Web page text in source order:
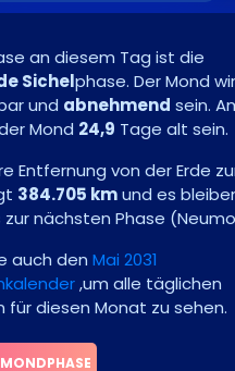
an diesem Tag ist die
Sichelphase. Der Mond
und abnehmend sein.
Mond 24,9 Tage alt sein.
Entfernung von der Erde
384.705 kmund es
zur nächsten Phase (
auch den Mai 2031
,um alle täglichen
für diesen Monat zu sehen.